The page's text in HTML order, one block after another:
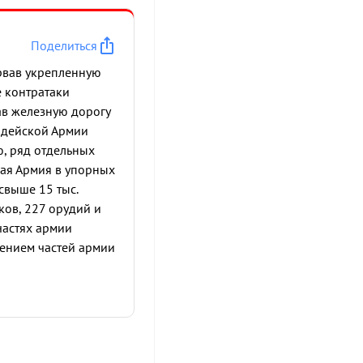
Поделиться
укрепленную
железную дорогу
Армии
ряд отдельных
Армия в упорных
15 тыс.
227 орудий и
армии
частей армии
ГЕНЕРАЛ-
суворов